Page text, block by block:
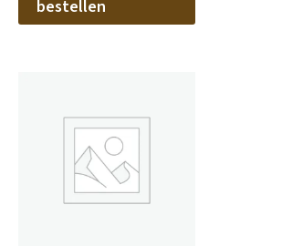
bestellen